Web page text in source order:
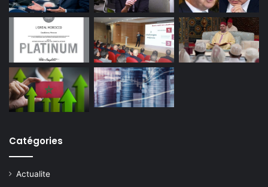
Catégories
Actualite